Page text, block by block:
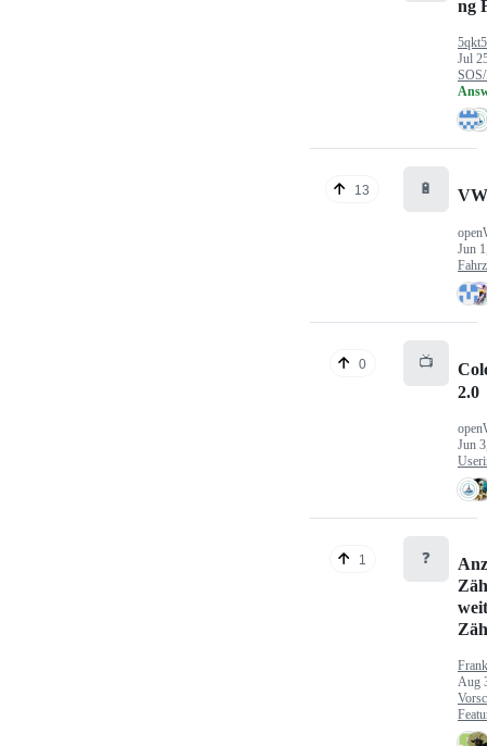
ng
Jul
13 🔋
Jun
0 📺
2.0
Jun
1 ❓
Aug